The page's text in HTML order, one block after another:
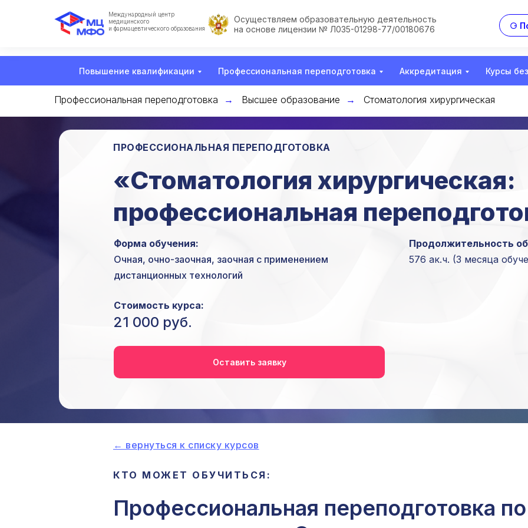
⚆
Осуществляем образовательную деятельность
на основе лицензии № Л035-01298-77/00180676
Международный центр
медицинского
и фармацевтического образования
Повышение квалификации Профессиональная переподготовка Аккредитация Курсы
Профессиональная переподготовка → Высшее образование → Стоматология хирургическая
«Стоматология хирургическая:
профессиональная
ПРОФЕССИОНАЛЬНАЯ ПЕРЕПОДГОТОВКА
Оставить заявку
Форма обучения:
Очная, очно-заочная, заочная с применением
дистанционных технологий
Стоимость курса:
21 000 руб.
Продолжительность
576 ак.ч. (3 месяца
← вернуться к списку курсов
КТО МОЖЕТ ОБУЧИТЬСЯ:
Профессиональная переподготовка по